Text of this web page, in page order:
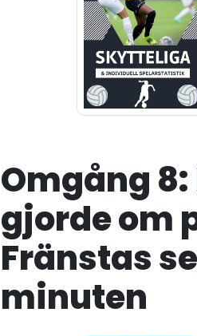
Omgång
gjorde om
Fränstas
minuten